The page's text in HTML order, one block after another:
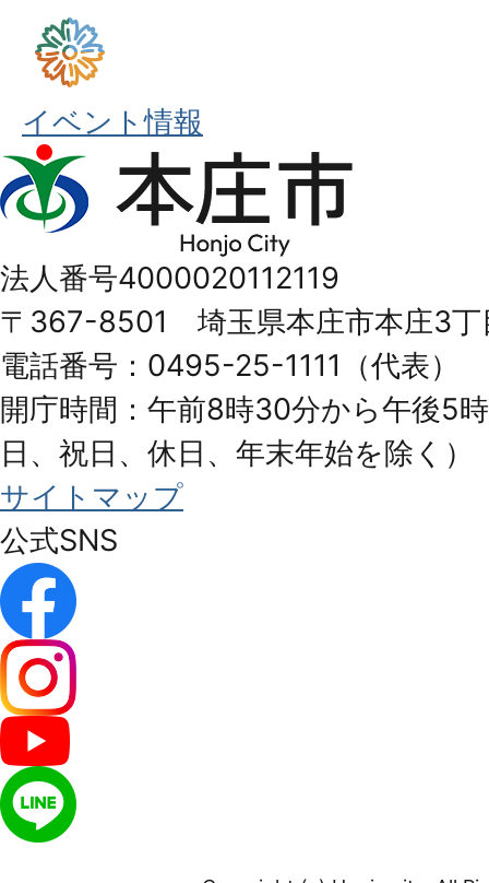
イベント情報
本
庄
Honjo
City
法人番号4000020112119
〒367-8501 埼玉県本庄市本庄3丁
電話番号：0495-25-1111（代表）
開庁時間：午前8時30分から午後5
日、祝日、休日、年末年始を除く）
サイトマップ
公式SNS